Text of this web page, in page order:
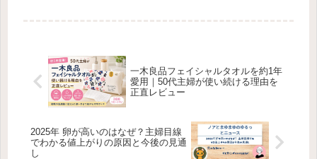
一木良品フェイシャルタオルを約1年
愛用｜50代主婦が使い続ける理由を
正直レビュー
2025年 卵が高いのはなぜ？主婦目線
でわかる値上がりの原因と今後の見通
し